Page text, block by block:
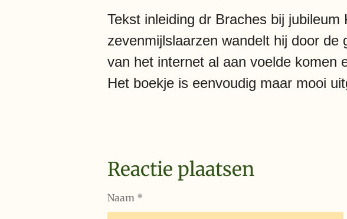
Tekst inleiding dr Braches bij
zevenmijlslaarzen wandelt hij door
van het internet al aan voelde komen
Het boekje is eenvoudig maar mooi
Reactie plaatsen
Naam *